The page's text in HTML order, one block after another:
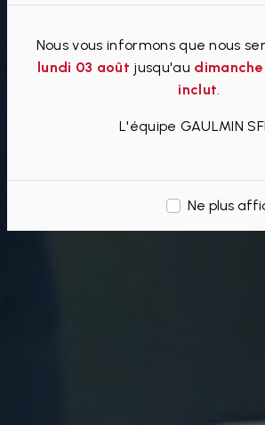
Nous vous informons que nous
lundi 03 août jusqu'au
inclut.
L'équipe GAULMIN
Ne plus